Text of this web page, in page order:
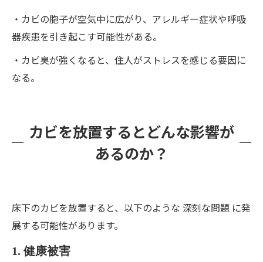
・カビの胞子が空気中に広がり、アレルギー症状や呼吸
器疾患を引き起こす可能性がある。
・カビ臭が強くなると、住人がストレスを感じる要因に
なる。
カビを放置するとどんな影響が
あるのか？
床下のカビを放置すると、以下のような 深刻な問題 に発
展する可能性があります。
1. 健康被害